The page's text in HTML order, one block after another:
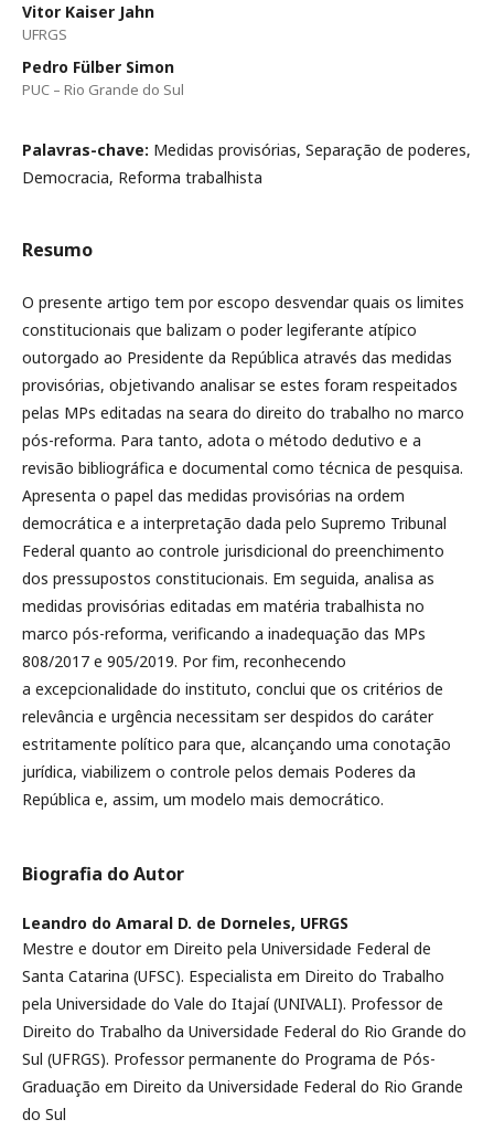
Vitor Kaiser Jahn
UFRGS
Pedro Fülber Simon
PUC – Rio Grande do Sul
Palavras-chave: Medidas provisórias, Separação de poderes,
Democracia, Reforma trabalhista
Resumo
O presente artigo tem por escopo desvendar quais os limites
constitucionais que balizam o poder legiferante atípico
outorgado ao Presidente da República através das medidas
provisórias, objetivando analisar se estes foram respeitados
pelas MPs editadas na seara do direito do trabalho no marco
pós-reforma. Para tanto, adota o método dedutivo e a
revisão bibliográfica e documental como técnica de pesquisa.
Apresenta o papel das medidas provisórias na ordem
democrática e a interpretação dada pelo Supremo Tribunal
Federal quanto ao controle jurisdicional do preenchimento
dos pressupostos constitucionais. Em seguida, analisa as
medidas provisórias editadas em matéria trabalhista no
marco pós-reforma, verificando a inadequação das MPs
808/2017 e 905/2019. Por fim, reconhecendo
a excepcionalidade do instituto, conclui que os critérios de
relevância e urgência necessitam ser despidos do caráter
estritamente político para que, alcançando uma conotação
jurídica, viabilizem o controle pelos demais Poderes da
República e, assim, um modelo mais democrático.
Biografia do Autor
Leandro do Amaral D. de Dorneles, UFRGS
Mestre e doutor em Direito pela Universidade Federal de
Santa Catarina (UFSC). Especialista em Direito do Trabalho
pela Universidade do Vale do Itajaí (UNIVALI). Professor de
Direito do Trabalho da Universidade Federal do Rio Grande do
Sul (UFRGS). Professor permanente do Programa de Pós-
Graduação em Direito da Universidade Federal do Rio Grande
do Sul